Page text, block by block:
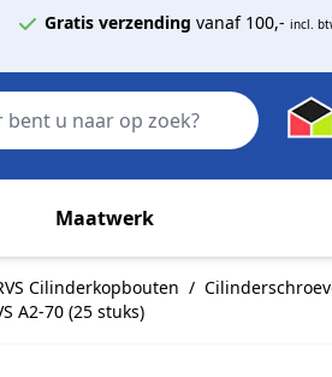
Gratis verzending vanaf 100,- incl.
Zoek
Maatwerk
Cilinderkopbouten /
A2-70 (25 stuks)